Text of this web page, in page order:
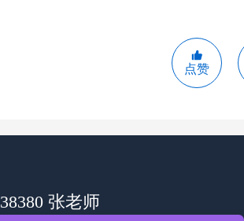
点赞
张老师